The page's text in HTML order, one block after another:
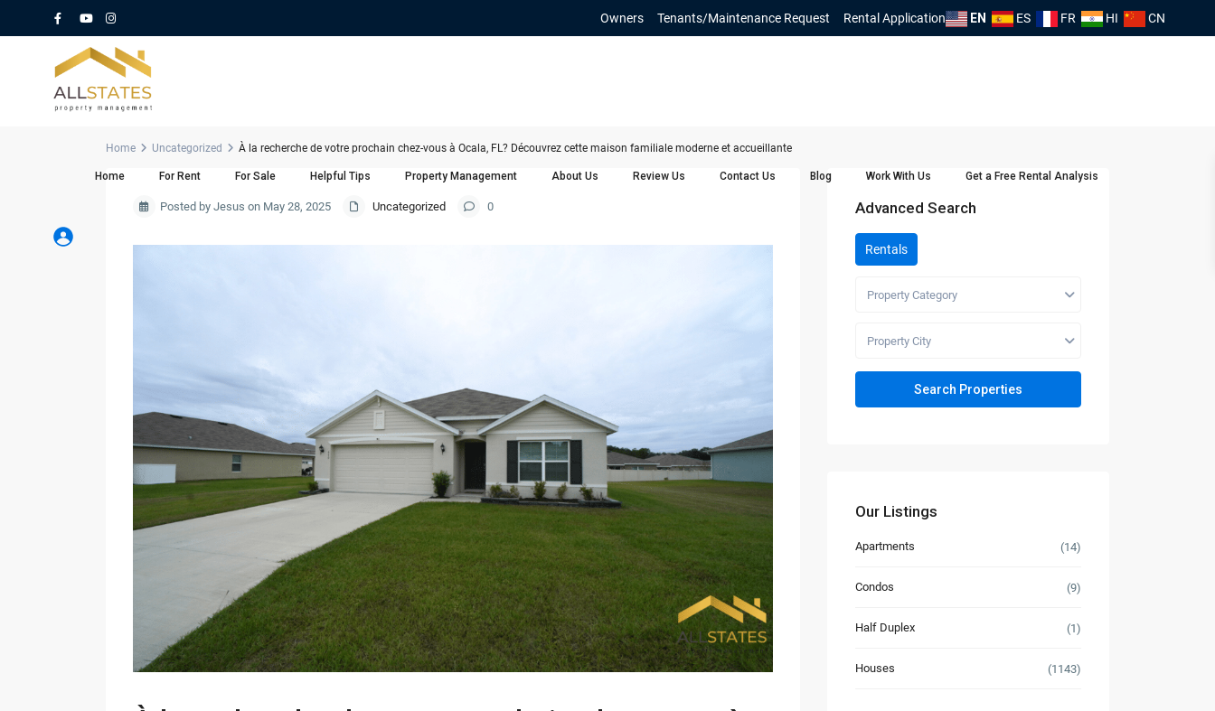
Owners Tenants/Maintenance Request Rental Application EN ES FR HI CN
Home For Rent For Sale Helpful Tips Property Management About Us Review Us Contact Us Blog Work With Us Get a Free Rental Analysis
Home Uncategorized À la recherche de votre prochain chez-vous à Ocala, FL? Découvrez cette maison familiale moderne et accueillante
Posted by Jesus on May 28, 2025 Uncategorized 0 Advanced Search
Rentals
Property Category
Property City
Our Listings
Apartments (14)
Condos (9)
Half Duplex (1)
Houses (1143)